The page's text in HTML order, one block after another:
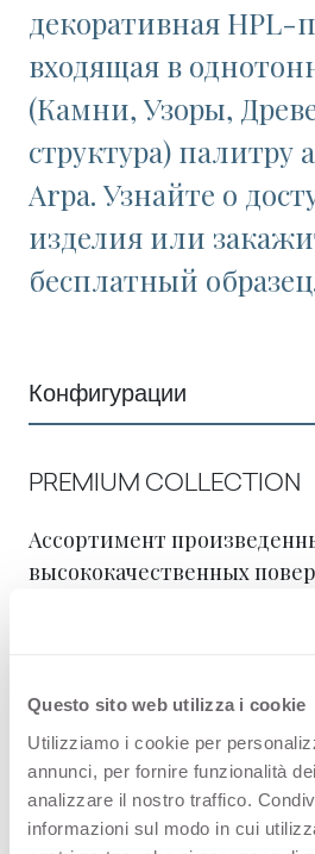
Questo sito web utilizza i cookie
Utilizziamo i cookie per
annunci, per fornire funzionalità
analizzare il nostro traffico.
informazioni sul modo in cui
декоративная HPL-
входящая в
(Камни, Узоры,
структура) палитру
Arpa. Узнайте о
изделия или
бесплатный
Конфигурации
PREMIUM COLLECTION
Ассортимент
высококачественных
STOCK COLLECTION
Выбор
под маркой «Сделано в